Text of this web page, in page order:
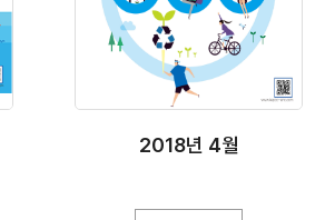
2018년 4월